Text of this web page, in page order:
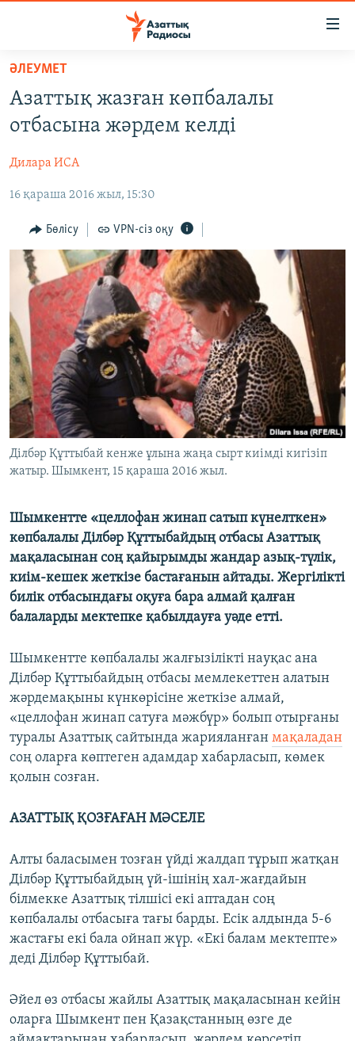
Skip
main
content
to
Navigation
Search
САЯСАТ
ҚАҢТАР ОҚИҒАСЫ
АДАМ ҚҰҚЫҚТАРЫ
ӘЛЕУМЕТ
ӘЛЕМ
АРНАЙЫ ЖОБАЛАР
Русский
ЖАЗЫЛЫҢЫЗ
Басқа тілдерде
ӘЛЕУМЕТ
Азаттық жазған көпбалалы
отбасына жәрдем келді
Дилара ИСА
16 қараша 2016 жыл, 15:30
Бөлісу VPN-сіз оқу
Ділбәр Құттыбай кенже ұлына жаңа сырт киімді кигізіп
жатыр. Шымкент, 15 қараша 2016 жыл.
Шымкентте «целлофан жинап сатып күнелткен»
көпбалалы Ділбәр Құттыбайдың отбасы Азаттық
мақаласынан соң қайырымды жандар азық-түлік,
киім-кешек жеткізе бастағанын айтады. Жергілікті
билік отбасындағы оқуға бара алмай қалған
балаларды мектепке қабылдауға уәде етті.
Шымкентте көпбалалы жалғызілікті науқас ана
Ділбәр Құттыбайдың отбасы мемлекеттен алатын
жәрдемақыны күнкөрісіне жеткізе алмай,
«целлофан жинап сатуға мәжбүр» болып отырғаны
туралы Азаттық сайтында жарияланған мақаладан
соң оларға көптеген адамдар хабарласып, көмек
қолын созған.
АЗАТТЫҚ ҚОЗҒАҒАН МӘСЕЛЕ
Алты баласымен тозған үйді жалдап тұрып жатқан
Ділбәр Құттыбайдың үй-ішінің хал-жағдайын
білмекке Азаттық тілшісі екі аптадан соң
көпбалалы отбасыға тағы барды. Есік алдында 5-6
жастағы екі бала ойнап жүр. «Екі балам мектепте»
деді Ділбәр Құттыбай.
Әйел өз отбасы жайлы Азаттық мақаласынан кейін
оларға Шымкент пен Қазақстанның өзге де